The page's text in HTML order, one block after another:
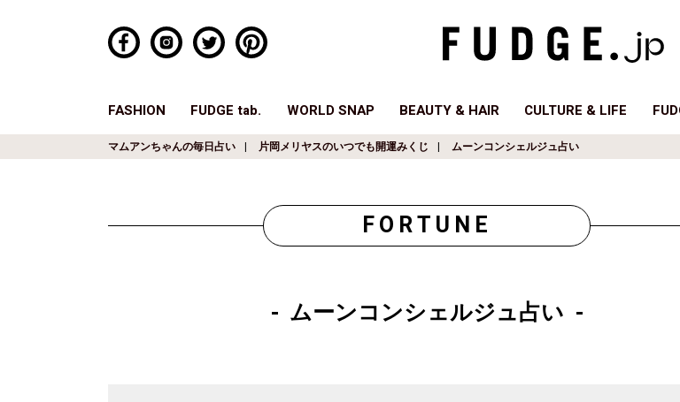
FASHION FUDGE tab. WORLD SNAP BEAUTY & HAIR CULTURE & LIFE
マムアンちゃんの毎日占い 片岡メリヤスのいつでも開運みくじ ムーンコンシェルジュ占い
FORTUNE
ムーンコンシェルジュ占い